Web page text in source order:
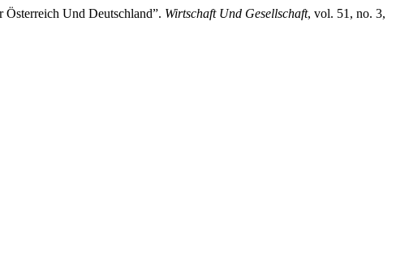
Österreich Und Deutschland”. Wirtschaft Und Gesellschaft, vol. 51, no. 3,